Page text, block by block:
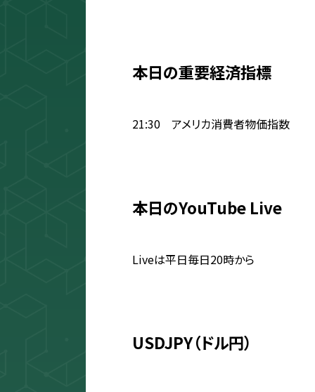
本日の重要経済指標
21:30 アメリカ消費者物価指数
本日のYouTube Live
Liveは平日毎日20時から
USDJPY（ドル円）